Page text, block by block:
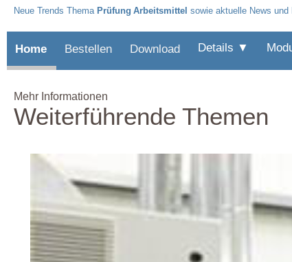
Neue Trends Thema Prüfung Arbeitsmittel sowie aktuelle News und
Home Bestellen Download Details ▼
Mehr Informationen
Weiterführende Themen